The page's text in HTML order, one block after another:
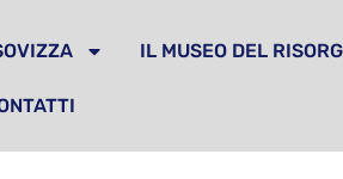
IL MUSEO DEL